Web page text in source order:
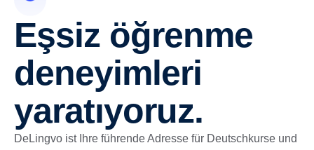
Eşsiz öğrenme
deneyimleri
yaratıyoruz.
DeLingvo ist Ihre führende Adresse für Deutschkurse und